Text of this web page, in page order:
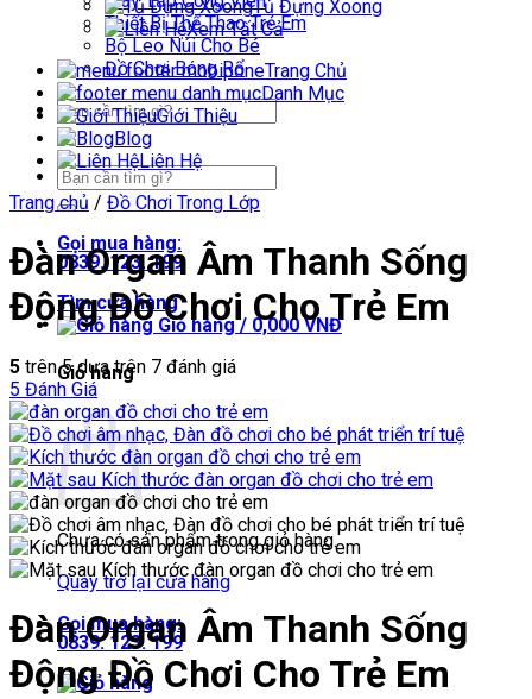
Thiết Bị Thể Thao Trẻ Em
Bộ Leo Núi Cho Bé
Đồ Chơi Bóng Rổ
Tìm
kiếm:
Tìm
kiếm:
Gọi mua hàng:
0839. 123. 199
Tìm cửa hàng
Giỏ hàng / 0,000VNĐ
Giỏ hàng
Chưa có sản phẩm trong giỏ hàng.
Quay trở lại cửa hàng
Gọi mua hàng:
0839. 123. 199
Tủ Đựng Xoong
Xem Tất Cả
Trang Chủ
Danh Mục
Giới Thiệu
Blog
Liên Hệ
Trang chủ / Đồ Chơi Trong Lớp
Đàn Organ Âm Thanh Sống
Động Đồ Chơi Cho Trẻ Em
5 trên 5 dựa trên 7 đánh giá
5 Đánh Giá
Đàn Organ Âm Thanh Sống
Động Đồ Chơi Cho Trẻ Em